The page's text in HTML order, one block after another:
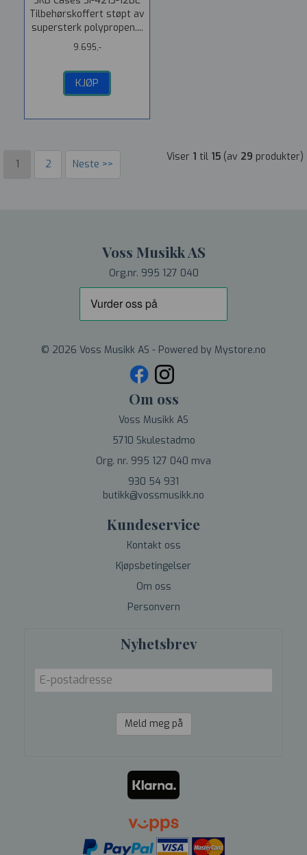
Tilbehørskoffert støpt av
supersterk polypropen....
9.695,-
KJØP
1 2 Neste >>
Viser 1 til 15 (av 29 produkter)
Voss Musikk AS
Org.nr. 995 127 040
© 2026 Voss Musikk AS - Powered by Mystore.no
Om oss
Voss Musikk AS
5710 Skulestadmo
Org. nr. 995 127 040 mva
930 54 931
butikk@vossmusikk.no
Kundeservice
Kontakt oss
Kjøpsbetingelser
Om oss
Personvern
Nyhetsbrev
Meld meg på